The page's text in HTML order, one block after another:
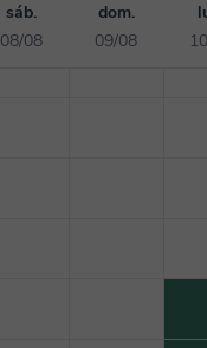
sáb.
08/08
dom.
09/08